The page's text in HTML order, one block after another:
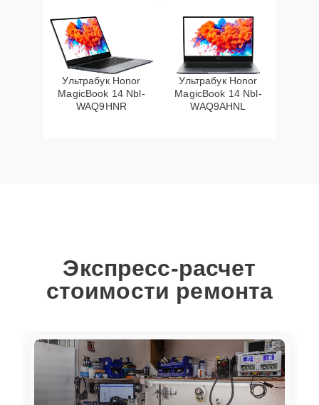
Ультрабук Honor
MagicBook 14 Nbl-
WAQ9HNR
Ультрабук Honor
MagicBook 14 Nbl-
WAQ9AHNL
Экспресс-расчет
стоимости ремонта